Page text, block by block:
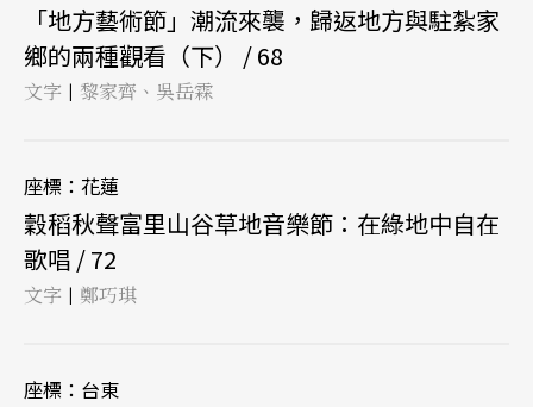
「地方藝術節」潮流來襲，歸返地方與駐紮家
鄉的兩種觀看（下） / 68
文字 | 黎家齊、吳岳霖
座標：花蓮
穀稻秋聲富里山谷草地音樂節：在綠地中自在
歌唱 / 72
文字 | 鄭巧琪
座標：台東